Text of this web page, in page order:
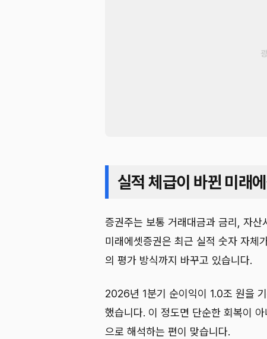
실적 체급이 바뀐 미래
증권주는 보통 거래대금과 금리, 자산
미래에셋증권은 최근 실적 숫자 자체
의 평가 방식까지 바꾸고 있습니다.
2026년 1분기 순이익이 1.0조 원을
했습니다. 이 정도면 단순한 회복이
으로 해석하는 편이 맞습니다.